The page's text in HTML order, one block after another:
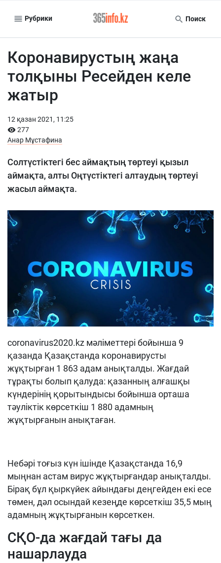
Рубрики Поиск
Коронавирустың жаңа
толқыны Ресейден келе
жатыр
12 қазан 2021, 11:25
277
Анар Мұстафина
Солтүстіктегі бес аймақтың төртеуі қызыл
аймақта, алты Оңтүстіктегі алтаудың төртеуі
жасыл аймақта.
coronavirus2020.kz мәліметтері бойынша 9
қазанда Қазақстанда коронавирусты
жұқтырған 1 863 адам анықталды. Жағдай
тұрақты болып қалуда: қазанның алғашқы
күндерінің қорытындысы бойынша орташа
тәуліктік көрсеткіш 1 880 адамның
жұқтырғанын анықтаған.
Небәрі тоғыз күн ішінде Қазақстанда 16,9
мыңнан астам вирус жұқтырғандар анықталды.
Бірақ бұл қыркүйек айындағы деңгейден екі есе
төмен, дәл осындай кезеңде көрсеткіш 35,5 мың
адамның жұқтырғанын көрсеткен.
СҚО-да жағдай тағы да
нашарлауда